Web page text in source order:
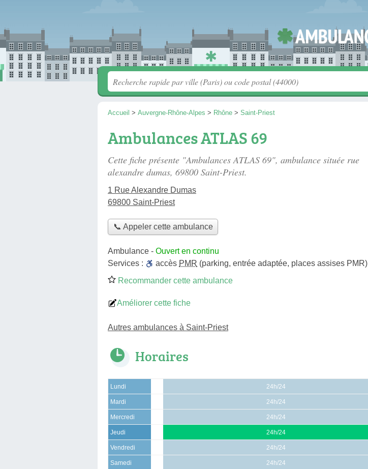
Accueil > Auvergne-Rhône-Alpes > Rhône > Saint-Priest
Ambulances ATLAS 69
Cette fiche présente "Ambulances ATLAS 69", ambulance située rue
alexandre dumas, 69800 Saint-Priest.
1 Rue Alexandre Dumas
69800 Saint-Priest
📞 Appeler cette ambulance
Ambulance - Ouvert en continu
Services :
accès PMR (parking, entrée adaptée, places assises PMR)
Recommander cette ambulance
Améliorer cette fiche
Autres ambulances à Saint-Priest
Horaires
Lundi 24h/24
Mardi 24h/24
Mercredi 24h/24
Jeudi 24h/24
Vendredi 24h/24
Samedi 24h/24